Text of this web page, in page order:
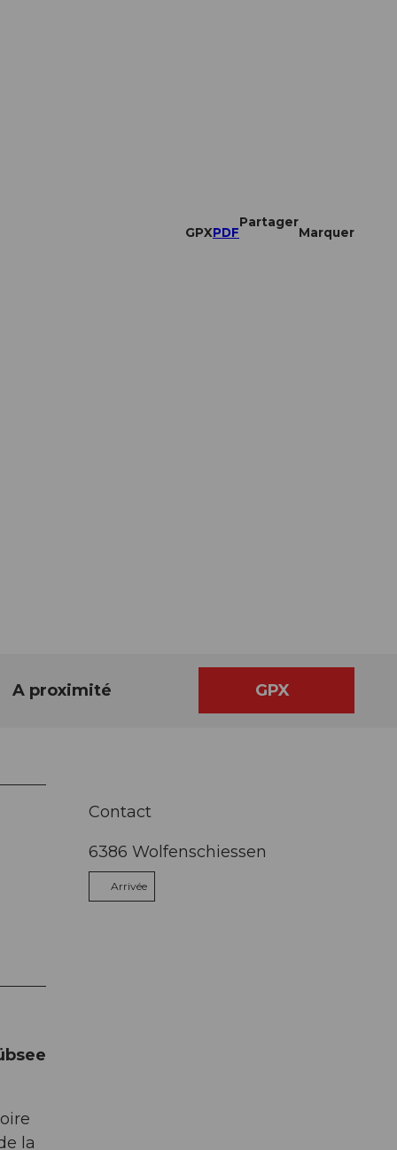
GPXPDF
Partager
Marquer
A proximité GPX
la
Contact
6386 Wolfenschiessen
Arrivée